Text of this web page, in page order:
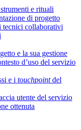
e rituali
di progetto
tecnici collaborativi
e la sua gestione
d’uso del servizio
e i touchpointdel
utente del servizio
ottenuta